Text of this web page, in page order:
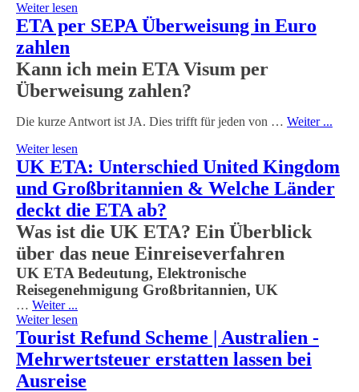
Weiter lesen
ETA per SEPA Überweisung in Euro
zahlen
Kann ich mein ETA Visum per
Überweisung zahlen?
Die kurze Antwort ist JA. Dies trifft für jeden von … Weiter ...
Weiter lesen
UK ETA: Unterschied United Kingdom
und Großbritannien & Welche Länder
deckt die ETA ab?
Was ist die UK ETA? Ein Überblick
über das neue Einreiseverfahren
UK ETA Bedeutung, Elektronische
Reisegenehmigung Großbritannien, UK
… Weiter ...
Weiter lesen
Tourist Refund Scheme | Australien -
Mehrwertsteuer erstatten lassen bei
Ausreise